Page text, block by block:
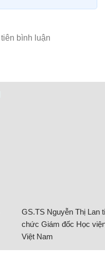
GS.TS Nguyễn Thị Lan
chức Giám đốc Học
Việt Nam